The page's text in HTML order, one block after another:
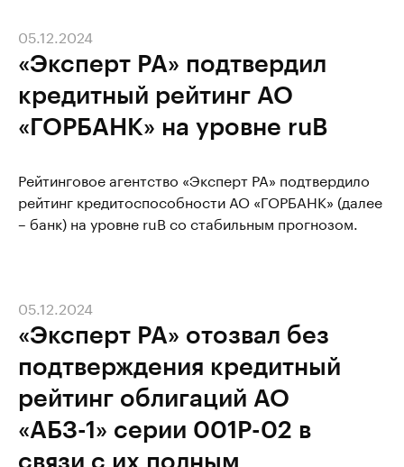
«Эксперт РА» подтвердил
кредитный рейтинг АО
«ГОРБАНК» на уровне ruB
05.12.2024
Рейтинговое агентство «Эксперт РА» подтвердило
рейтинг кредитоспособности АО «ГОРБАНК» (далее
– банк) на уровне ruВ со стабильным прогнозом.
«Эксперт РА» отозвал без
подтверждения кредитный
рейтинг облигаций АО
«АБЗ-1» серии 001Р-02 в
связи с их полным
05.12.2024